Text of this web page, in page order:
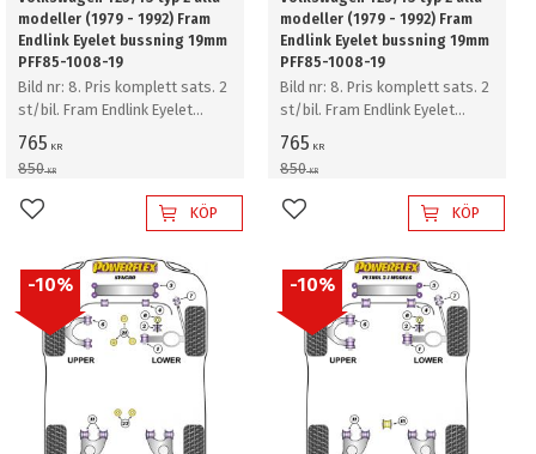
modeller (1979 - 1992) Fram
Endlink Eyelet bussning 19mm
PFF85-1008-19
Bild nr: 8. Pris komplett sats. 2
st/bil. Fram Endlink Eyelet
bussning 19mm
765 KR
850KR
Lägg till i favoriterKÖP
modeller (1979 - 1992) Fram
Endlink Eyelet bussning 19mm
PFF85-1008-19
Bild nr: 8. Pris komplett sats. 2
st/bil. Fram Endlink Eyelet
bussning 19mm
765 KR
850KR
Lägg till i favoriterKÖP
10% 10%